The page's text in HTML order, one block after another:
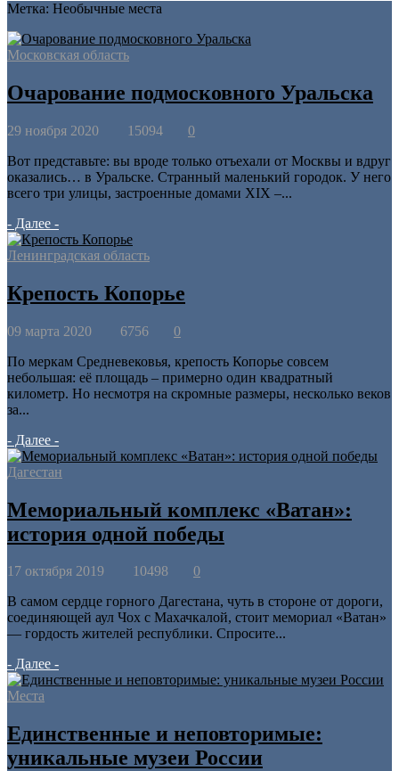
Метка: Необычные места
Московская область
Очарование подмосковного Уральска
29 ноября 2020 15094 0
Вот представьте: вы вроде только отъехали от Москвы и вдруг
оказались… в Уральске. Странный маленький городок. У него
всего три улицы, застроенные домами XIX ­–...
- Далее -
Ленинградская область
Крепость Копорье
09 марта 2020 6756 0
По меркам Средневековья, крепость Копорье совсем
небольшая: её площадь – примерно один квадратный
километр. Но несмотря на скромные размеры, несколько веков
за...
- Далее -
Дагестан
Мемориальный комплекс «Ватан»:
история одной победы
17 октября 2019 10498 0
В самом сердце горного Дагестана, чуть в стороне от дороги,
соединяющей аул Чох с Махачкалой, стоит мемориал «Ватан»
— гордость жителей республики. Спросите...
- Далее -
Места
Единственные и неповторимые:
уникальные музеи России